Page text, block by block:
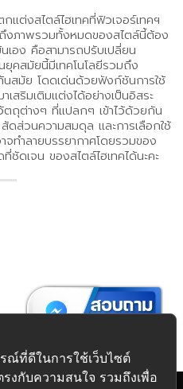
แต่งสไตล์ไฮเทคที่ฟิวเจอร์เทคฯ
งภาพรวมทั้งหมดของสไตล์นี้ต้อง
เอง คือสามารถปรับเปลี่ยน
ยุคสมัยนี้มีเทคโนโลยีรวมถึง
นสมัย โดดเด่นด้วยฟังก์ชันการใช้
เสริมเติมแต่งได้อย่างเป็นอิสระ
ตถุต่างๆ ที่แปลกๆ เข้าไว้ด้วยกัน
ดส่วนความสมดุล และการเลือกใช้
จทำลายบรรยากาศโดยรวมของ
ชัดเจน ของสไตล์ไฮเทคได้นะคะ
ณ์ที่ดีในการใช้เว็บไซต์
งกับความสนใจ รวมถึงเพื่อ